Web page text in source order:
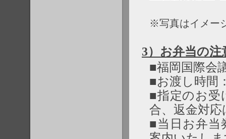
※写真はイメー
3）お弁当の注
■福岡国際会
■お渡し時間
■指定のお受
合、返金対
■当日お弁当